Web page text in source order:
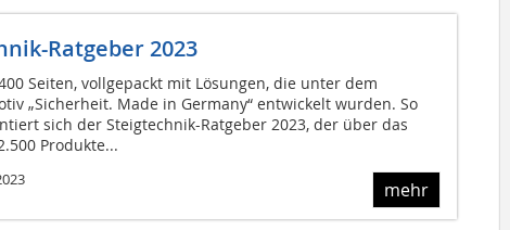
Ratgeber 2023
Seiten, vollgepackt mit Lösungen, die unter dem
„Sicherheit. Made in Germany“ entwickelt wurden. So
sich der Steigtechnik-Ratgeber 2023, der über das
Produkte...
mehr